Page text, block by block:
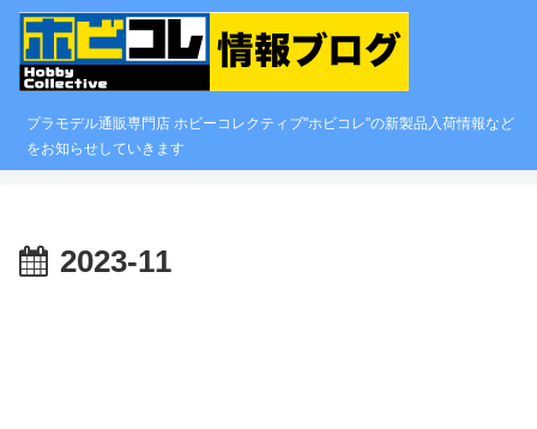
プラモデル通販専門店 ホビーコレクティブ"ホビコレ"の新製品入荷情報など
をお知らせしていきます
2023-11